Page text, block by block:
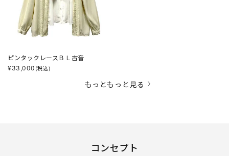
ピンタックレースＢＬ古音
¥33,000 (税込)
もっともっと見る
コンセプト